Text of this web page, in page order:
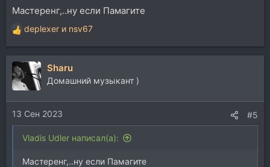
Мастеренг,..ну если Памагите
Р
е
а
к
ц
и
и
:
deplexer и nsv67
Sharu
Домашний музыкант )
13 Сен 2023 #5
Vladis Udler написал(а):
Мастеренг,..ну если Памагите